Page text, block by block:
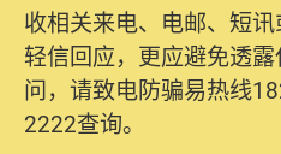
收相关来电、电邮、短
轻信回应，更应避免透
问，请致电防骗易热线
2222查询。
10日起，消费者需要提
名、电邮及电话）注册
询及建议。所有提交纪
方便日后作出跟进。